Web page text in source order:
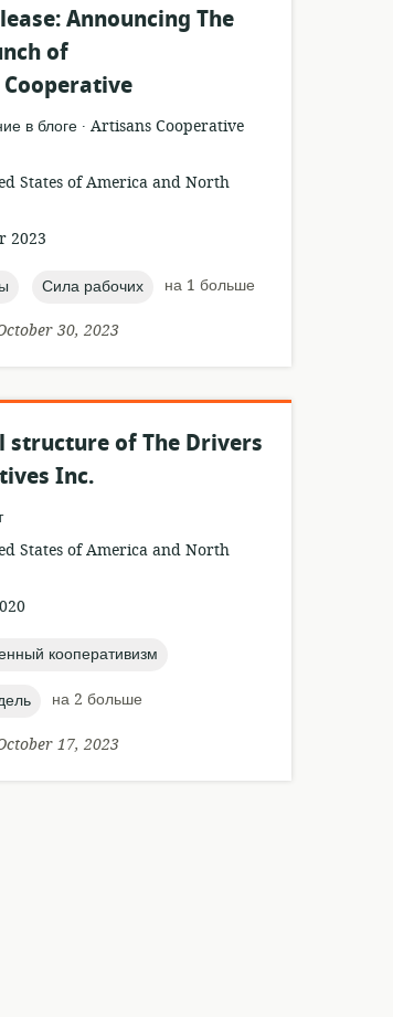
Announcing The
of
в блоге .
издатель:
Artisans Cooperative
States of America and North
2023
topic:
Сила рабочих
на 1 больше
30, 2023
structure of The Drivers
Inc.
States of America and North
кооперативизм
на 2 больше
17, 2023